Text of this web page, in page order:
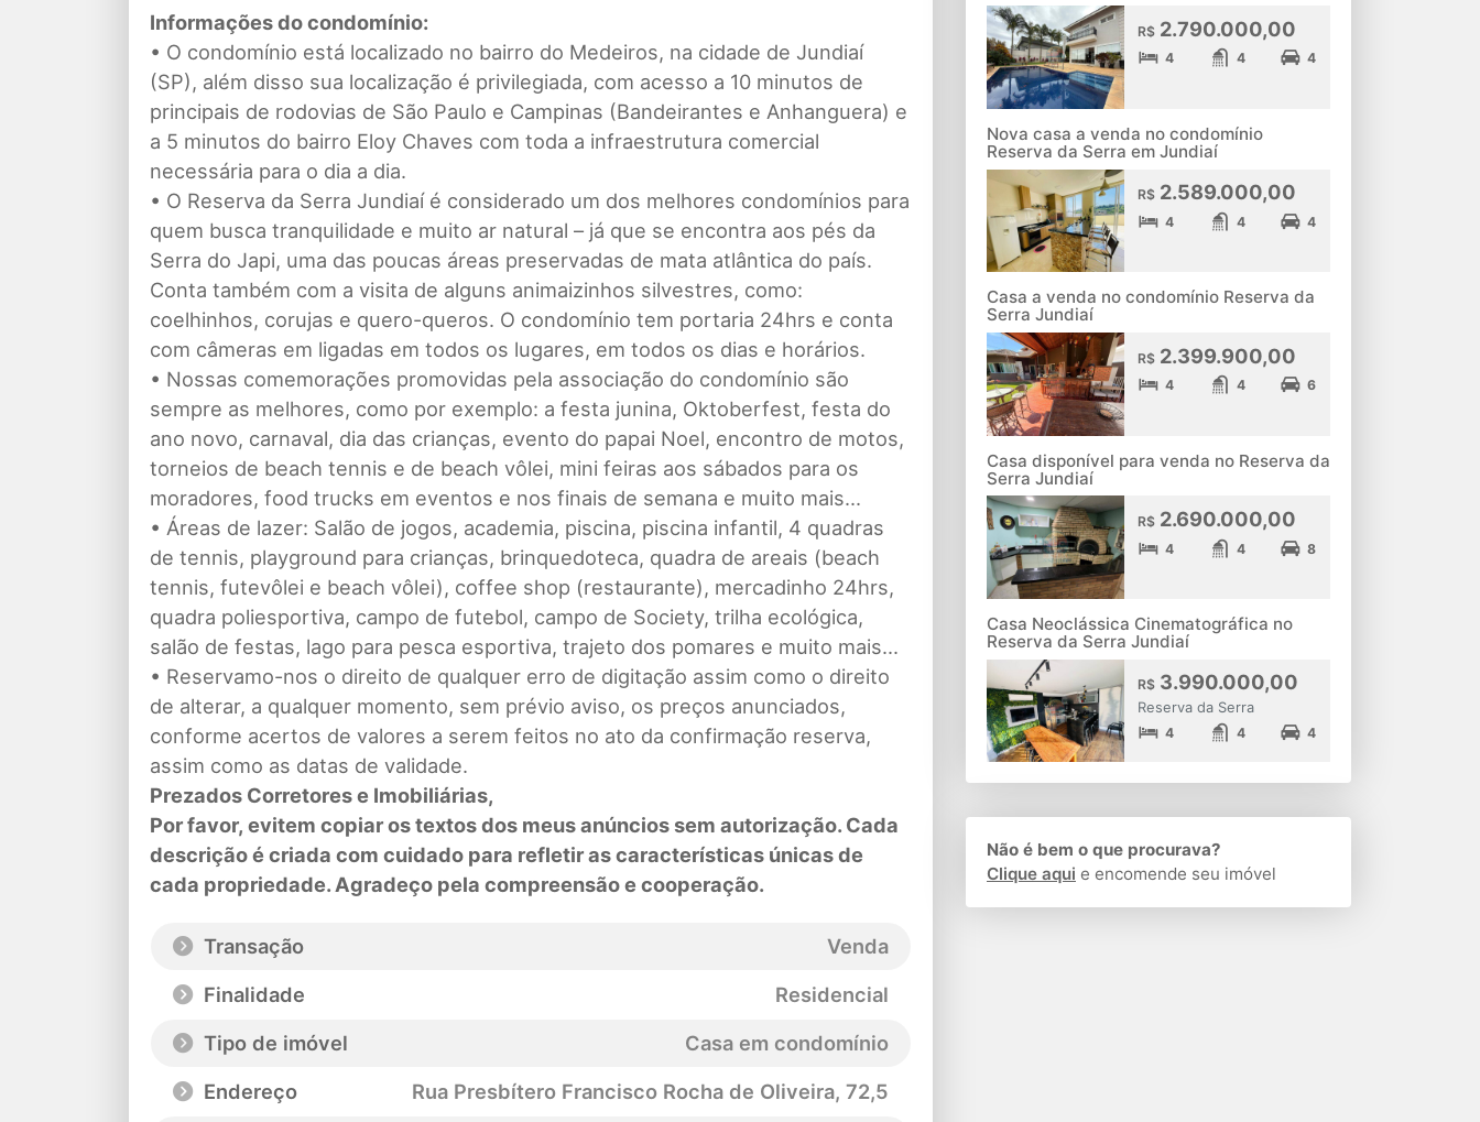
Informações do condomínio:
• O condomínio está localizado no bairro do Medeiros, na cidade de Jundiaí
(SP), além disso sua localização é privilegiada, com acesso a 10 minutos de
principais de rodovias de São Paulo e Campinas (Bandeirantes e Anhanguera) e
a 5 minutos do bairro Eloy Chaves com toda a infraestrutura comercial
necessária para o dia a dia.
• O Reserva da Serra Jundiaí é considerado um dos melhores condomínios para
quem busca tranquilidade e muito ar natural – já que se encontra aos pés da
Serra do Japi, uma das poucas áreas preservadas de mata atlântica do país.
Conta também com a visita de alguns animaizinhos silvestres, como:
coelhinhos, corujas e quero-queros. O condomínio tem portaria 24hrs e conta
com câmeras em ligadas em todos os lugares, em todos os dias e horários.
• Nossas comemorações promovidas pela associação do condomínio são
sempre as melhores, como por exemplo: a festa junina, Oktoberfest, festa do
ano novo, carnaval, dia das crianças, evento do papai Noel, encontro de motos,
torneios de beach tennis e de beach vôlei, mini feiras aos sábados para os
moradores, food trucks em eventos e nos finais de semana e muito mais...
• Áreas de lazer: Salão de jogos, academia, piscina, piscina infantil, 4 quadras
de tennis, playground para crianças, brinquedoteca, quadra de areais (beach
tennis, futevôlei e beach vôlei), coffee shop (restaurante), mercadinho 24hrs,
quadra poliesportiva, campo de futebol, campo de Society, trilha ecológica,
salão de festas, lago para pesca esportiva, trajeto dos pomares e muito mais...
• Reservamo-nos o direito de qualquer erro de digitação assim como o direito
de alterar, a qualquer momento, sem prévio aviso, os preços anunciados,
conforme acertos de valores a serem feitos no ato da confirmação reserva,
assim como as datas de validade.
Prezados Corretores e Imobiliárias,
Por favor, evitem copiar os textos dos meus anúncios sem autorização. Cada
descrição é criada com cuidado para refletir as características únicas de
cada propriedade. Agradeço pela compreensão e cooperação.
Transação
Venda
Finalidade
Residencial
Tipo de imóvel
Casa em condomínio
Endereço
Rua Presbítero Francisco Rocha de Oliveira, 72,5
R$2.790.000,00
4 4 4
Nova casa a venda no condomínio
Reserva da Serra em Jundiaí
R$2.589.000,00
4 4 4
Casa a venda no condomínio Reserva da
Serra Jundiaí
R$2.399.900,00
4 4 6
Casa disponível para venda no Reserva da
Serra Jundiaí
R$2.690.000,00
4 4 8
Casa Neoclássica Cinematográfica no
Reserva da Serra Jundiaí
R$3.990.000,00
Reserva da Serra
4 4 4
Não é bem o que procurava?
Clique aqui e encomende seu imóvel